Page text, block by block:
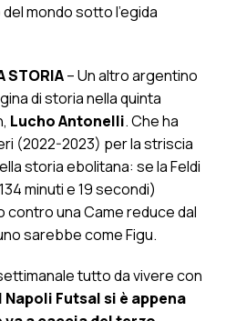
mondo sotto l’egida
STORIA– Un altro argentino
di storia nella quinta
Lucho Antonelli. Che ha
(2022-2023) per la striscia
storia ebolitana: se la Feldi
minuti e 19 secondi)
una Came reduce dal
sarebbe come Figu.
tutto da vivere con
Napoli Futsal si è appena